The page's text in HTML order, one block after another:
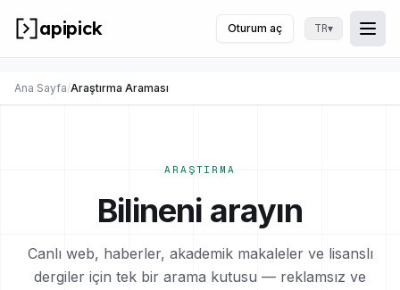
apipick Oturum aç TR▾
Ana Sayfa/Araştırma Araması
ARAŞTIRMA
Bilineni arayın
Canlı web, haberler, akademik makaleler ve lisanslı
dergiler için tek bir arama kutusu — reklamsız ve